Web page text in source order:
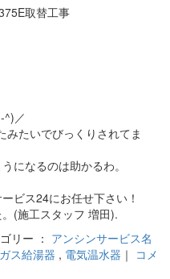
^)／
みたいでびっくりされてま
になるのは助かるわ。
ビス24にお任せ下さい！
(施工スタッフ 増田).
リー ： アンシンサービス名
ガス給湯器 , 電気温水器 ｜ コメ